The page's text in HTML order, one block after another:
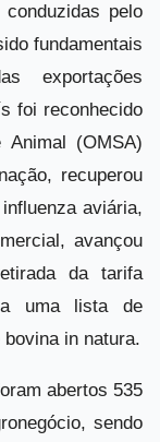
pelo
fundamentais
exportações
foi reconhecido
Animal (OMSA)
recuperou
aviária,
avançou
da tarifa
uma lista de
in natura.
abertos 535
sendo